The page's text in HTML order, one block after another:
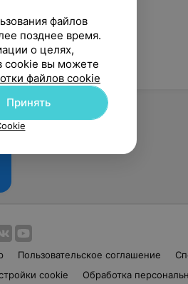
Пользовательское соглашение
cookie Обработка
файлов
позднее время.
о целях,
cookie вы можете
файлов cookie
Принять